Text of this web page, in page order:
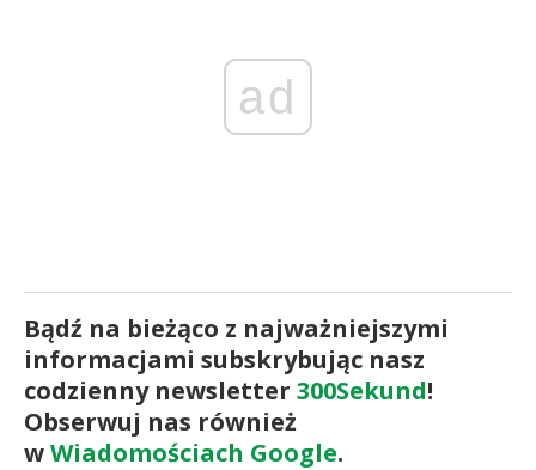
ad
Bądź na bieżąco z najważniejszymi
informacjami subskrybując nasz
codzienny newsletter 300Sekund!
Obserwuj nas również
wWiadomościach Google.